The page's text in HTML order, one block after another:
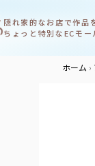
隠れ家的なお店で作品
ちょっと特別なECモー
ホーム